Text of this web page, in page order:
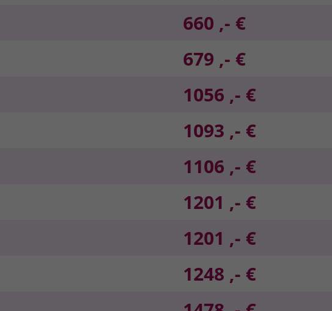
660 ,- €
679 ,- €
1056 ,- €
1093 ,- €
1106 ,- €
1201 ,- €
1201 ,- €
1248 ,- €